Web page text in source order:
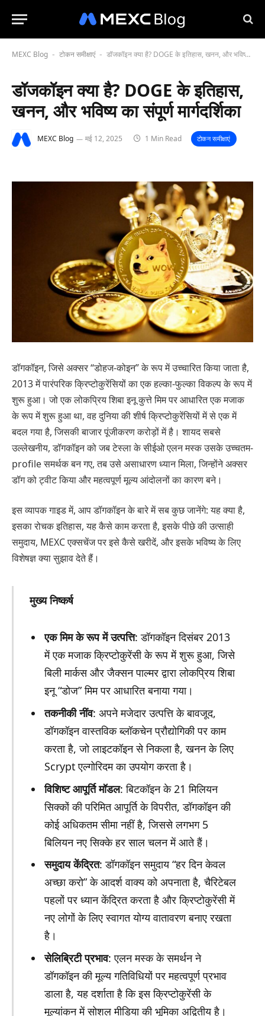
MEXC Blog - टोकन समीक्षाएं - डॉजकॉइन क्या है? DOGE के इतिहास, खनन, और भविष्य का संपूर्ण मार्गदर्शिका
डॉजकॉइन क्या है? DOGE के इतिहास,
खनन, और भविष्य का संपूर्ण मार्गदर्शिका
MEXC Blog मई 12, 2025 1 Min Read टोकन समीक्षाएं
डॉगकॉइन, जिसे अक्सर “डोहज-कोइन” के रूप में उच्चारित किया जाता है,
2013 में पारंपरिक क्रिप्टोकुरेंसियों का एक हल्का-फुल्का विकल्प के रूप में
शुरू हुआ। जो एक लोकप्रिय शिबा इनू कुत्ते मिम पर आधारित एक मजाक
के रूप में शुरू हुआ था, वह दुनिया की शीर्ष क्रिप्टोकुरेंसियों में से एक में
बदल गया है, जिसकी बाजार पूंजीकरण करोड़ों में है। शायद सबसे
उल्लेखनीय, डॉगकॉइन को जब टेस्ला के सीईओ एलन मस्क उसके उच्चतम-
profile समर्थक बन गए, तब उसे असाधारण ध्यान मिला, जिन्होंने अक्सर
डॉग को ट्वीट किया और महत्वपूर्ण मूल्य आंदोलनों का कारण बने।
इस व्यापक गाइड में, आप डॉगकॉइन के बारे में सब कुछ जानेंगे: यह क्या है,
इसका रोचक इतिहास, यह कैसे काम करता है, इसके पीछे की उत्साही
समुदाय, MEXC एक्सचेंज पर इसे कैसे खरीदें, और इसके भविष्य के लिए
विशेषज्ञ क्या सुझाव देते हैं।
मुख्य निष्कर्ष
एक मिम के रूप में उत्पत्ति: डॉगकॉइन दिसंबर 2013
में एक मजाक क्रिप्टोकुरेंसी के रूप में शुरू हुआ, जिसे
बिली मार्कस और जैक्सन पाल्मर द्वारा लोकप्रिय शिबा
इनू “डोज” मिम पर आधारित बनाया गया।
तकनीकी नींव: अपने मजेदार उत्पत्ति के बावजूद,
डॉगकॉइन वास्तविक ब्लॉकचेन प्रौद्योगिकी पर काम
करता है, जो लाइटकॉइन से निकला है, खनन के लिए
Scrypt एल्गोरिदम का उपयोग करता है।
विशिष्ट आपूर्ति मॉडल: बिटकॉइन के 21 मिलियन
सिक्कों की परिमित आपूर्ति के विपरीत, डॉगकॉइन की
कोई अधिकतम सीमा नहीं है, जिससे लगभग 5
बिलियन नए सिक्के हर साल चलन में आते हैं।
समुदाय केंद्रित: डॉगकॉइन समुदाय “हर दिन केवल
अच्छा करो” के आदर्श वाक्य को अपनाता है, चैरिटेबल
पहलों पर ध्यान केंद्रित करता है और क्रिप्टोकुरेंसी में
नए लोगों के लिए स्वागत योग्य वातावरण बनाए रखता
है।
सेलिब्रिटी प्रभाव: एलन मस्क के समर्थन ने
डॉगकॉइन की मूल्य गतिविधियों पर महत्वपूर्ण प्रभाव
डाला है, यह दर्शाता है कि इस क्रिप्टोकुरेंसी के
मूल्यांकन में सोशल मीडिया की भूमिका अद्वितीय है।